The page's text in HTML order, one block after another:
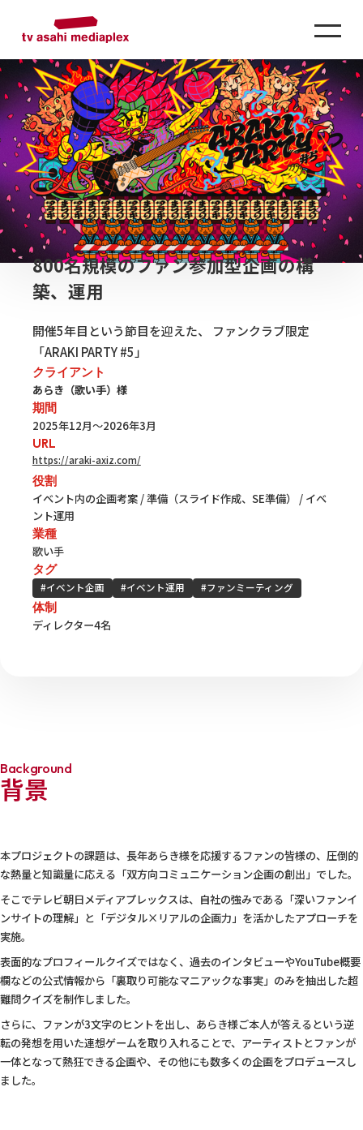
800名規模のファン参加型企画の構
築、運用
開催5年目という節目を迎えた、 ファンクラブ限定
「ARAKI PARTY #5」
クライアント
あらき（歌い手）様
期間
2025年12月～2026年3月
URL
https://araki-axiz.com/
役割
イベント内の企画考案 / 準備（スライド作成、SE準備） / イベ
ント運用
業種
歌い手
タグ
#イベント企画 #イベント運用 #ファンミーティング
体制
ディレクター4名
Background
背景
本プロジェクトの課題は、長年あらき様を応援するファンの皆様の、圧倒的
な熱量と知識量に応える「双方向コミュニケーション企画の創出」でした。
そこでテレビ朝日メディアプレックスは、自社の強みである「深いファンイ
ンサイトの理解」と「デジタル×リアルの企画力」を活かしたアプローチを
実施。
表面的なプロフィールクイズではなく、過去のインタビューやYouTube概要
欄などの公式情報から「裏取り可能なマニアックな事実」のみを抽出した超
難問クイズを制作しました。
さらに、ファンが3文字のヒントを出し、あらき様ご本人が答えるという逆
転の発想を用いた連想ゲームを取り入れることで、アーティストとファンが
一体となって熱狂できる企画や、その他にも数多くの企画をプロデュースし
ました。